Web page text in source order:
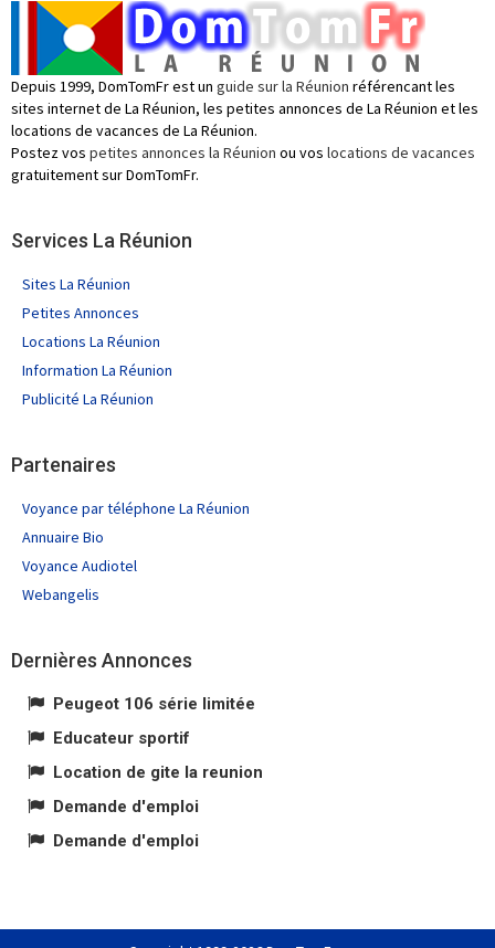
Depuis 1999, DomTomFr est un guide sur la Réunion référencant les
sites internet de La Réunion, les petites annonces de La Réunion et les
locations de vacances de La Réunion.
Postez vos petites annonces la Réunion ou vos locations de vacances
gratuitement sur DomTomFr.
Services La Réunion
Sites La Réunion
Petites Annonces
Locations La Réunion
Information La Réunion
Publicité La Réunion
Partenaires
Voyance par téléphone La Réunion
Annuaire Bio
Voyance Audiotel
Webangelis
Dernières Annonces
Peugeot 106 série limitée
Educateur sportif
Location de gite la reunion
Demande d'emploi
Demande d'emploi